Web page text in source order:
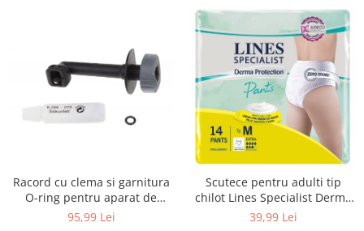
Textile si covoare
Uscatoare rufe
Utilaje si materiale de constructii
Laptop, Tablete & Telefoane
Telefoane Mobile & accesorii
Wearable & Gadgeturi
Racord cu clema si garnitura
O-ring pentru aparat de
spalat cu presiune, KARCHER
95,99 Lei
Scutece pentru adulti tip
chilot Lines Specialist Derma
Protection Extra, 7 picaturi,
39,99 Lei